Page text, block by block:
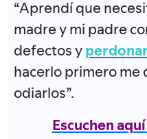
“Aprendí que
madre y mi padre
defectos y
hacerlo primero me
odiarlos”.
Escuchen